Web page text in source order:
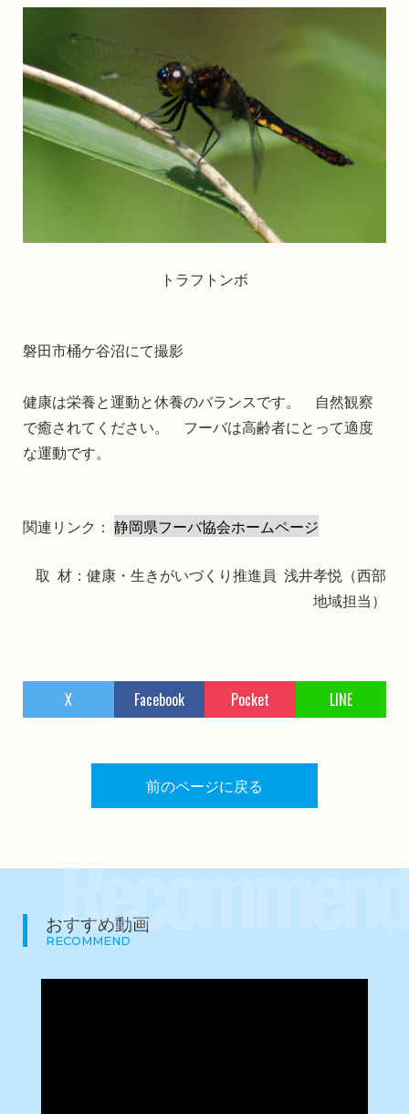
トラフトンボ
磐田市桶ケ谷沼にて撮影
健康は栄養と運動と休養のバランスです。 自然観察
で癒されてください。 フーバは高齢者にとって適度
な運動です。
関連リンク： 静岡県フーバ協会ホームページ
取 材：健康・生きがいづくり推進員 浅井孝悦（西部
地域担当）
X Facebook Pocket LINE
前のページに戻る
Recommend
おすすめ動画
RECOMMEND